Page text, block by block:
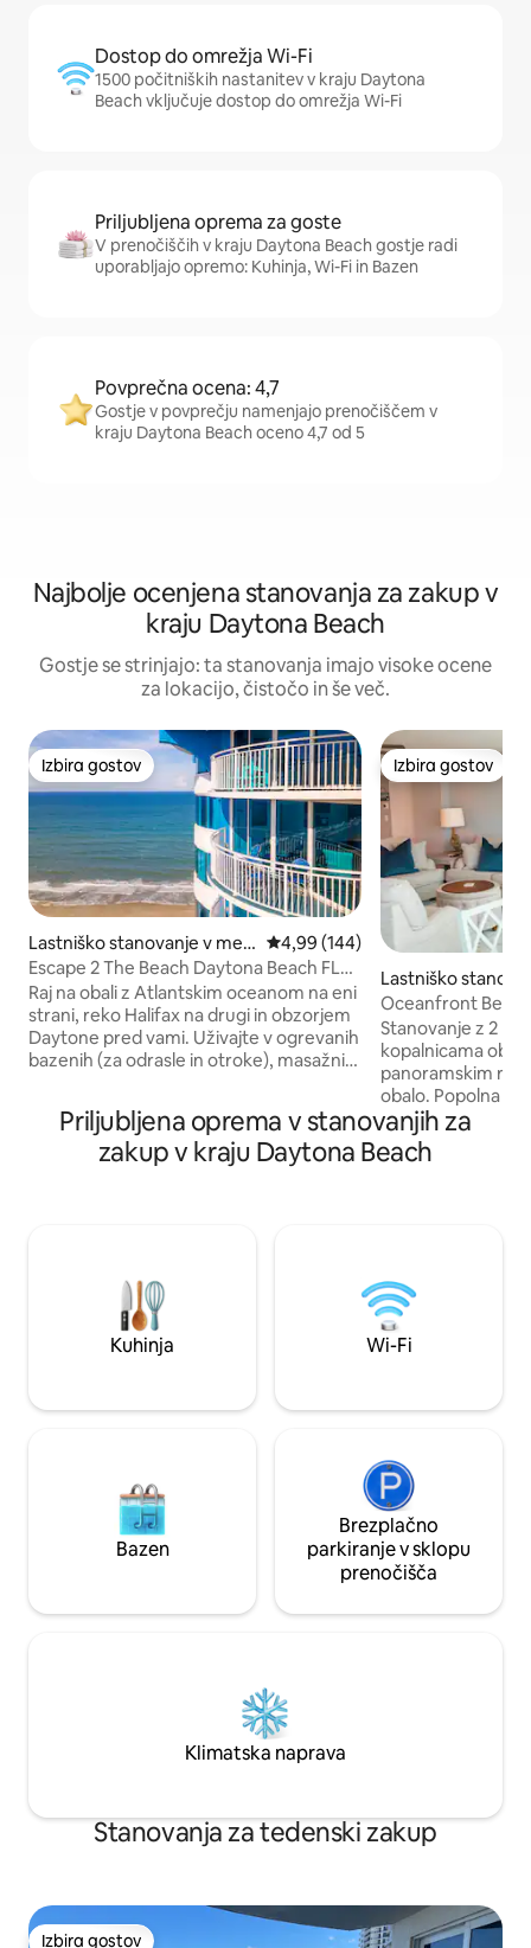
Dostop do omrežja Wi-Fi
1500 počitniških nastanitev v kraju Daytona
Beach vključuje dostop do omrežja Wi-Fi
Priljubljena oprema za goste
V prenočiščih v kraju Daytona Beach gostje radi
uporabljajo opremo: Kuhinja, Wi-Fi in Bazen
Povprečna ocena: 4,7
Gostje v povprečju namenjajo prenočiščem v
kraju Daytona Beach oceno 4,7 od 5
Najbolje ocenjena stanovanja za zakup v
kraju Daytona Beach
Gostje se strinjajo: ta stanovanja imajo visoke ocene
za lokacijo, čistočo in še več.
Izbira gostov
Izbira gostov
Lastniško stanovanje v mes
tu Daytona Beach Shores
Povprečna ocena: 4,99 od 5, št.
4,99 (144)
Escape 2 The Beach Daytona Beach FL
2SP 2K
Raj na obali z Atlantskim oceanom na eni
strani, reko Halifax na drugi in obzorjem
Daytone pred vami. Uživajte v ogrevanih
bazenih (za odrasle in otroke), masažni
namiznemu tenisu, shuffleboardu,
košarki, pickleballu in tenisu. Sprostite se
v zakonskih posteljah s širokimi
posteljami in razkošnimi vzmetnicami,
Beach, Florida Kot na YouTubu
Izbira gostov
Izbira gostov
Lastniško
aytona Beach
Oceanfront
Intracoastal Views
Stanovanje z 2
kopalnicama ob
panoramskim
obalo. Popolna
v enoti, 2
masažna kad,
biljard, soba za
bližini zdravilišča
trgovina Publix,
Sprehod do
ne boste želeli
Priljubljena oprema v stanovanjih za
zakup v kraju Daytona Beach
Kuhinja Wi-Fi
Bazen
Brezplačno
parkiranje v sklopu
prenočišča
Klimatska naprava
Stanovanja za tedenski zakup
Izbira gostov